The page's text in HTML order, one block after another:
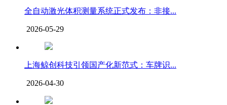
全自动激光体积测量系统正式发布：非接...
2026-05-29
上海鲸创科技引领国产化新范式：车牌识...
2026-04-30